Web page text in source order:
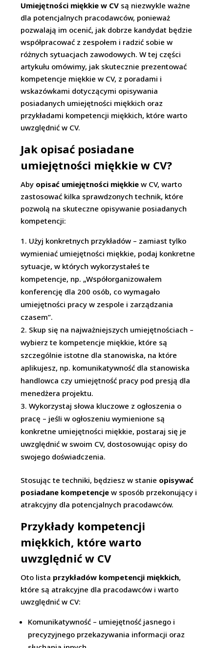
Umiejętności miękkie w CV są niezwykle ważne
dla potencjalnych pracodawców, ponieważ
pozwalają im ocenić, jak dobrze kandydat będzie
współpracować z zespołem i radzić sobie w
różnych sytuacjach zawodowych. W tej części
artykułu omówimy, jak skutecznie prezentować
kompetencje miękkie w CV, z poradami i
wskazówkami dotyczącymi opisywania
posiadanych umiejętności miękkich oraz
przykładami kompetencji miękkich, które warto
uwzględnić w CV.
Jak opisać posiadane
umiejętności miękkie w CV?
Aby opisać umiejętności miękkie w CV, warto
zastosować kilka sprawdzonych technik, które
pozwolą na skuteczne opisywanie posiadanych
kompetencji:
Użyj konkretnych przykładów – zamiast tylko
wymieniać umiejętności miękkie, podaj konkretne
sytuacje, w których wykorzystałeś te
kompetencje, np. „Współorganizowałem
konferencję dla 200 osób, co wymagało
umiejętności pracy w zespole i zarządzania
czasem”.
Skup się na najważniejszych umiejętnościach –
wybierz te kompetencje miękkie, które są
szczególnie istotne dla stanowiska, na które
aplikujesz, np. komunikatywność dla stanowiska
handlowca czy umiejętność pracy pod presją dla
menedżera projektu.
Wykorzystaj słowa kluczowe z ogłoszenia o
pracę – jeśli w ogłoszeniu wymienione są
konkretne umiejętności miękkie, postaraj się je
uwzględnić w swoim CV, dostosowując opisy do
swojego doświadczenia.
Stosując te techniki, będziesz w stanie opisywać
posiadane kompetencje w sposób przekonujący i
atrakcyjny dla potencjalnych pracodawców.
Przykłady kompetencji
miękkich, które warto
uwzględnić w CV
Oto lista przykładów kompetencji miękkich,
które są atrakcyjne dla pracodawców i warto
uwzględnić w CV:
Komunikatywność – umiejętność jasnego i
precyzyjnego przekazywania informacji oraz